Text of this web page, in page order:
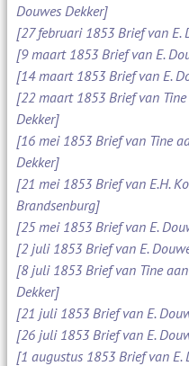
Douwes Dekker]
[27 februari 1853 Brief van E.
[9 maart 1853 Brief van E.
[14 maart 1853 Brief van E.
[22 maart 1853 Brief van Tine
Dekker]
[16 mei 1853 Brief van Tine
Dekker]
[21 mei 1853 Brief van E.H.
Brandsenburg]
[25 mei 1853 Brief van E.
[2 juli 1853 Brief van E.
[8 juli 1853 Brief van Tine
Dekker]
[21 juli 1853 Brief van E.
[26 juli 1853 Brief van E.
[1 augustus 1853 Brief van E.